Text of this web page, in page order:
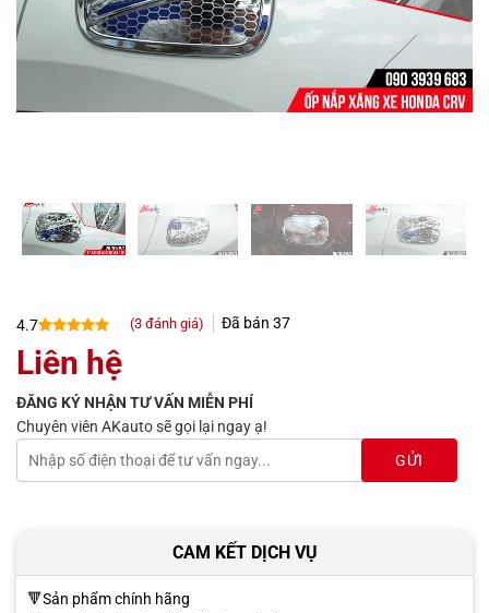
4.7
4.7
trên 5
dựa trên
3
(3đánh giá) Đã bán 37
Liên hệ
ĐĂNG KÝ NHẬN TƯ VẤN MIỄN PHÍ
Chuyên viên AKauto sẽ gọi lại ngay ạ!
CAM KẾT DỊCH VỤ
🔻Sản phẩm chính hãng